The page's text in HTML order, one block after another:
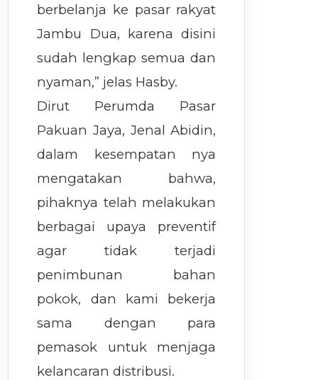
berbelanja ke pasar rakyat
Jambu Dua, karena disini
sudah lengkap semua dan
nyaman,” jelas Hasby.
Dirut Perumda Pasar
Pakuan Jaya, Jenal Abidin,
dalam kesempatan nya
mengatakan bahwa,
pihaknya telah melakukan
berbagai upaya preventif
agar tidak terjadi
penimbunan bahan
pokok, dan kami bekerja
sama dengan para
pemasok untuk menjaga
kelancaran distribusi.